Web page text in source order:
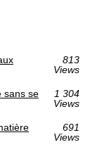
813
Views
sans se
1 304
Views
691
Views